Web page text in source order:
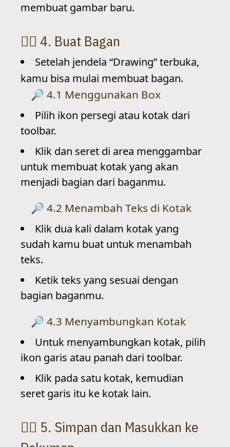
membuat gambar baru.
4. Buat Bagan
Setelah jendela “Drawing” terbuka,
kamu bisa mulai membuat bagan.
4.1 Menggunakan Box
Pilih ikon persegi atau kotak dari
toolbar.
Klik dan seret di area menggambar
untuk membuat kotak yang akan
menjadi bagian dari baganmu.
4.2 Menambah Teks di Kotak
Klik dua kali dalam kotak yang
sudah kamu buat untuk menambah
teks.
Ketik teks yang sesuai dengan
bagian baganmu.
4.3 Menyambungkan Kotak
Untuk menyambungkan kotak, pilih
ikon garis atau panah dari toolbar.
Klik pada satu kotak, kemudian
seret garis itu ke kotak lain.
5. Simpan dan Masukkan ke